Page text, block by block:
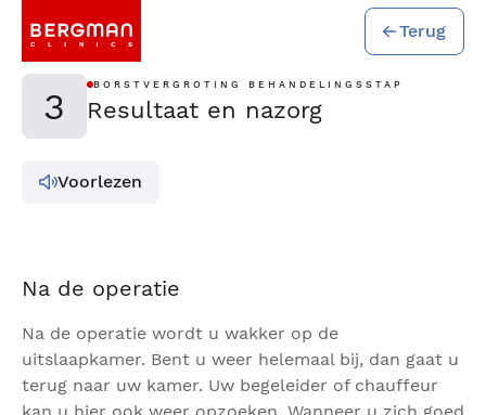
Terug
3 BORSTVERGROTING BEHANDELINGSSTAP
Resultaat en nazorg
Voorlezen
Na de operatie
Na de operatie wordt u wakker op de
uitslaapkamer. Bent u weer helemaal bij, dan gaat u
terug naar uw kamer. Uw begeleider of chauffeur